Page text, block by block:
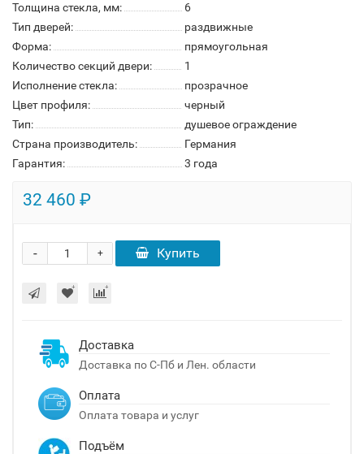
Толщина стекла, мм:
6
Тип дверей:
раздвижные
Форма:
прямоугольная
Количество секций двери:
1
Исполнение стекла:
прозрачное
Цвет профиля:
черный
Тип:
душевое ограждение
Страна производитель:
Германия
Гарантия:
3 года
32 460 ₽
+
- Купить
Доставка
Доставка по С-Пб и Лен. области
Оплата
Оплата товара и услуг
Подъём